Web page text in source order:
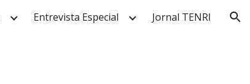
Entrevista Especial Jornal TENRI